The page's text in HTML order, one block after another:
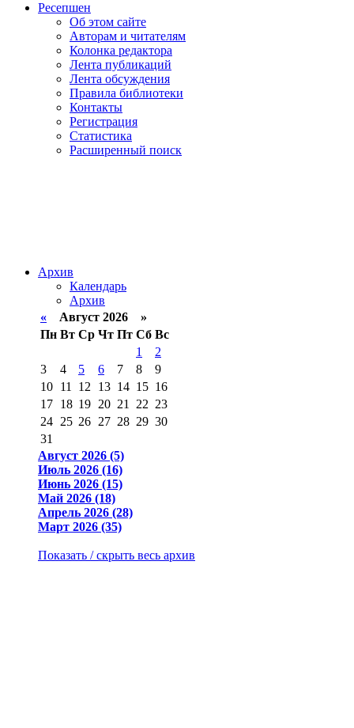
Ресепшен
Об этом сайте
Авторам и читателям
Колонка редактора
Лента публикаций
Лента обсуждения
Правила библиотеки
Контакты
Регистрация
Статистика
Расширенный поиск
Архив
Календарь
Архив
« Август 2026 »
Пн Вт Ср Чт Пт Сб Вс
1
2
3
4 5 6 7 8
9
10 11 12 13 14 15 16
17 18 19 20 21 22 23
24 25 26 27 28 29 30
31
Август 2026 (5)
Июль 2026 (16)
Июнь 2026 (15)
Май 2026 (18)
Апрель 2026 (28)
Март 2026 (35)
Показать / скрыть весь архив